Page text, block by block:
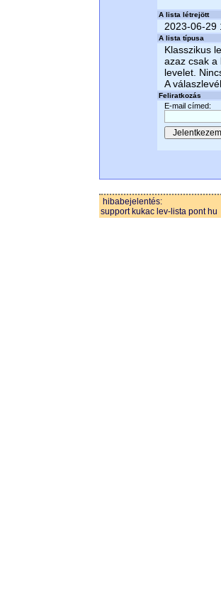
A lista létrejött
2023-06-29
A lista típusa
Klasszikus
azaz csak a
levelet.
A
Feliratkozás
E-mail címed:
hibabejelentés:
support kukac lev-lista pont hu